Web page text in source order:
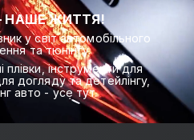
НАШЕ ЖИТТЯ!
у світ автомобільного
та тюнінгу.
плівки, інструменти для
догляду та детейлінгу,
авто - усе тут.